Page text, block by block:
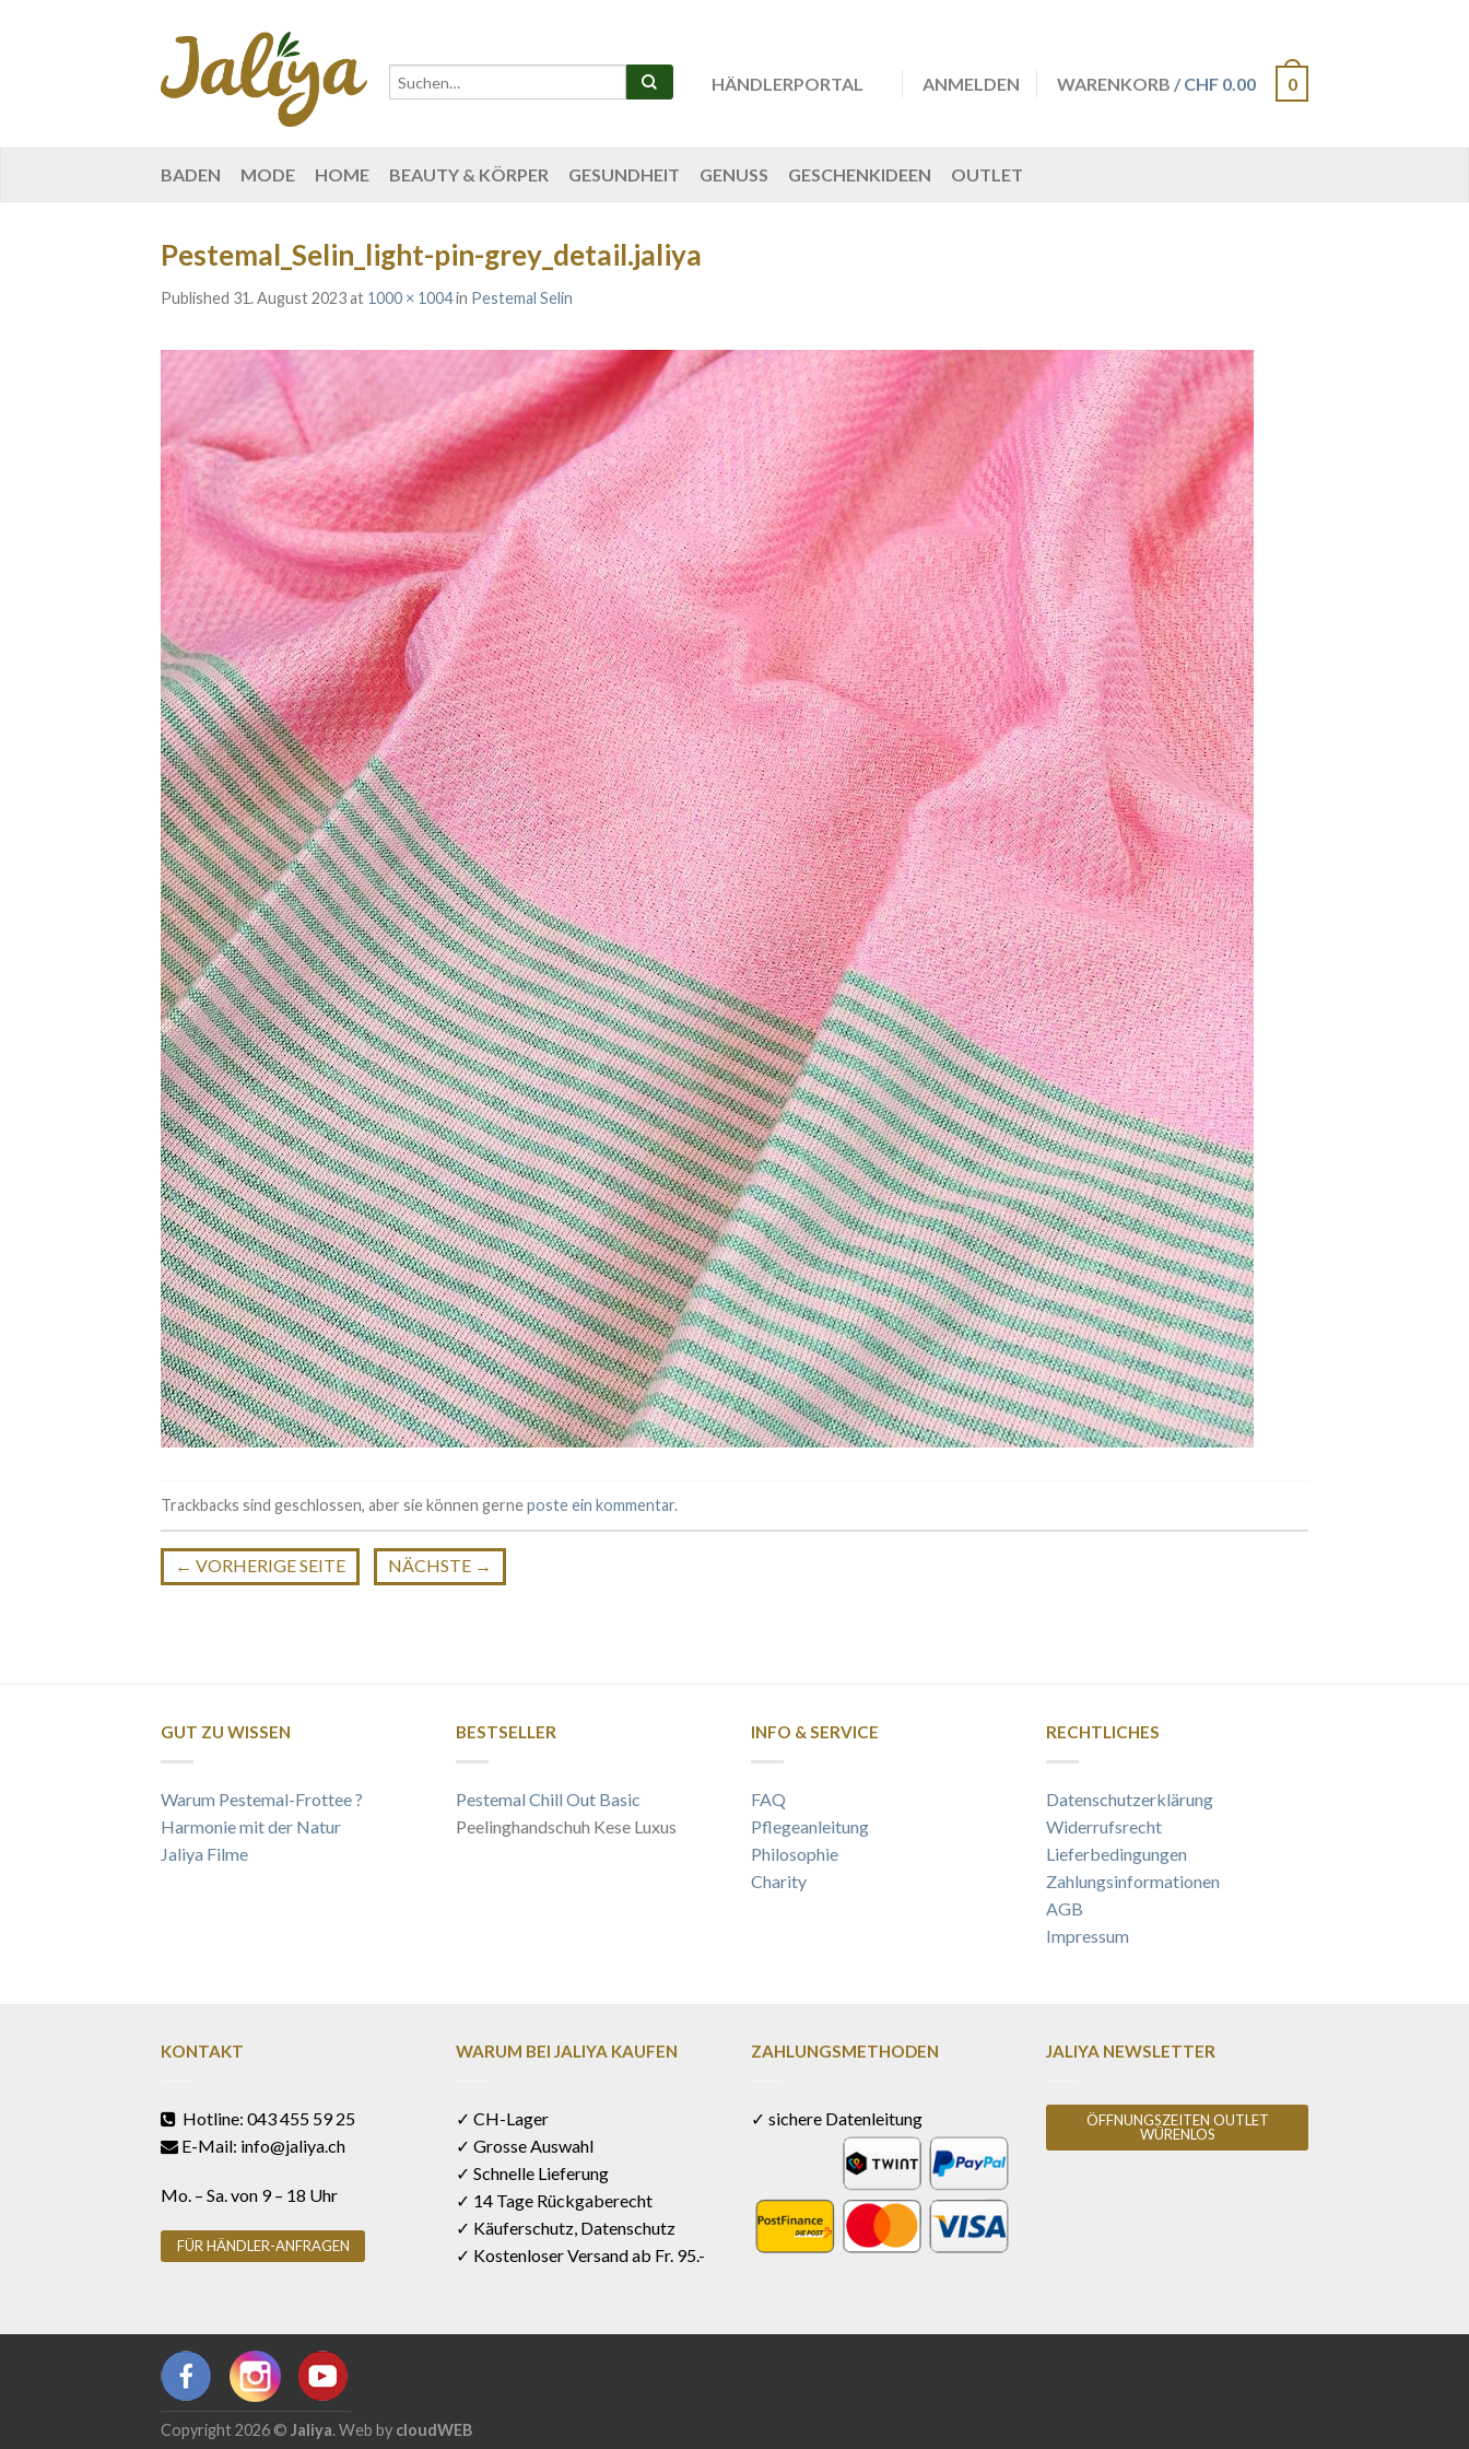
HÄNDLERPORTAL ANMELDEN WARENKORB / CHF 0.00 0
BADEN MODE HOME BEAUTY & KÖRPER GESUNDHEIT GENUSS GESCHENKIDEEN OUTLET
Pestemal_Selin_light-pin-grey_detail.jaliya
Published 31. August 2023at 1000 × 1004in Pestemal Selin
Trackbacks sind geschlossen, aber sie können gerneposte ein kommentar.
← VORHERIGE SEITE NÄCHSTE →
GUT ZU WISSEN
Warum Pestemal-Frottee ?
Harmonie mit der Natur
Jaliya Filme
BESTSELLER
Pestemal Chill Out Basic
Peelinghandschuh Kese Luxus
INFO & SERVICE
FAQ
Pflegeanleitung
Philosophie
Charity
RECHTLICHES
Datenschutzerklärung
Widerrufsrecht
Lieferbedingungen
Zahlungsinformationen
AGB
Impressum
KONTAKT
Hotline: 043 455 59 25
E-Mail: info@jaliya.ch
Mo. – Sa. von 9 – 18 Uhr
FÜR HÄNDLER-ANFRAGEN
WARUM BEI JALIYA KAUFEN
✓ CH-Lager
✓ Grosse Auswahl
✓ Schnelle Lieferung
✓ 14 Tage Rückgaberecht
✓ Käuferschutz, Datenschutz
✓ Kostenloser Versand ab Fr. 95.-
ZAHLUNGSMETHODEN
✓ sichere Datenleitung
JALIYA NEWSLETTER
ÖFFNUNGSZEITEN OUTLET
WÜRENLOS
Copyright 2026 © Jaliya. Web by cloudWEB